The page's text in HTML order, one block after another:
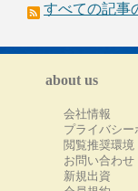
すべての記事